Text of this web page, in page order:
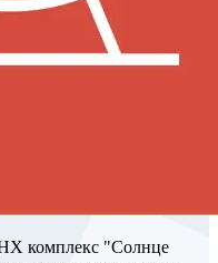
комплекс "Солнце